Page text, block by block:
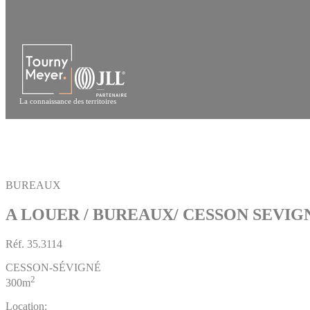
La connaissance des territoires
BUREAUX
A LOUER / BUREAUX/ CESSON
Réf. 35.3114
CESSON-SÉVIGNÉ
300m2
Location: